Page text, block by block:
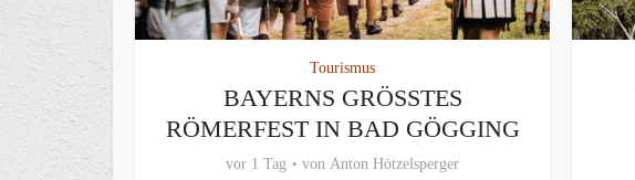
Tourismus
BAYERNS GRÖSSTES R
ÖMERFEST IN BAD GÖGGING
vor 1 Tag von Anton Hötzelsperger